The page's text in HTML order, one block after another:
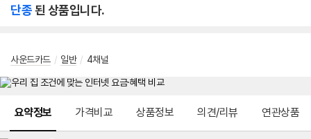
단종된 상품입니다.
사운드카드 / 일반 / 4채널
요약정보 가격비교 상품정보 의견/리뷰 연관상품